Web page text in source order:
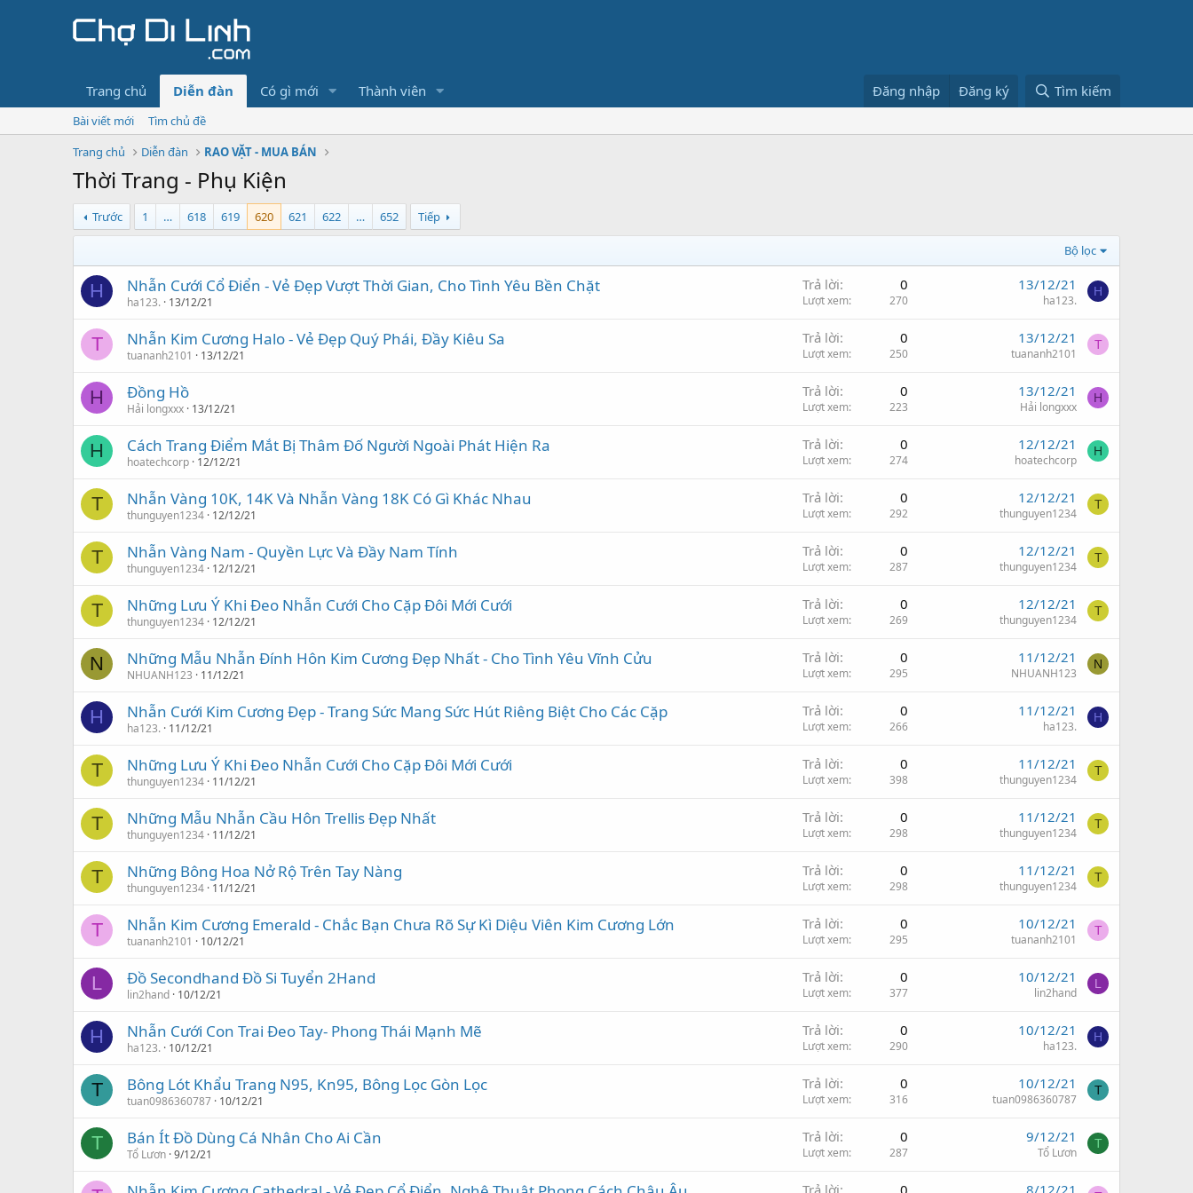
Trang chủ Diễn đàn Có gì mới Thành viên Đăng nhập Đăng ký Tìm kiếm
Bài viết mới
Tìm chủ đề
Trang chủ
Diễn đàn RAO VẶT - MUA BÁN
Thời Trang - Phụ Kiện
Trước 1 … 618 619 620 621 622 … 652 Tiếp
Bộ lọc
H Nhẫn Cưới Cổ Điển - Vẻ Đẹp Vượt Thời Gian, Cho Tình Yêu Bền Chặt
ha123. 13/12/21
Trả lời 0
Lượt xem 270
13/12/21
ha123.
H
T Nhẫn Kim Cương Halo - Vẻ Đẹp Quý Phái, Đầy Kiêu Sa
tuananh2101 13/12/21
Trả lời 0
Lượt xem 250
13/12/21
tuananh2101
T
H Đồng Hồ
Hải longxxx 13/12/21
Trả lời 0
Lượt xem 223
13/12/21
Hải longxxx
H
H Cách Trang Điểm Mắt Bị Thâm Đố Người Ngoài Phát Hiện Ra
hoatechcorp 12/12/21
Trả lời 0
Lượt xem 274
12/12/21
hoatechcorp
H
T Nhẫn Vàng 10K, 14K Và Nhẫn Vàng 18K Có Gì Khác Nhau
thunguyen1234 12/12/21
Trả lời 0
Lượt xem 292
12/12/21
thunguyen1234
T
T Nhẫn Vàng Nam - Quyền Lực Và Đầy Nam Tính
thunguyen1234 12/12/21
Trả lời 0
Lượt xem 287
12/12/21
thunguyen1234
T
T Những Lưu Ý Khi Đeo Nhẫn Cưới Cho Cặp Đôi Mới Cưới
thunguyen1234 12/12/21
Trả lời 0
Lượt xem 269
12/12/21
thunguyen1234
T
N Những Mẫu Nhẫn Đính Hôn Kim Cương Đẹp Nhất - Cho Tình Yêu Vĩnh Cửu
NHUANH123 11/12/21
Trả lời 0
Lượt xem 295
11/12/21
NHUANH123
N
H Nhẫn Cưới Kim Cương Đẹp - Trang Sức Mang Sức Hút Riêng Biệt Cho Các Cặp
ha123. 11/12/21
Trả lời 0
Lượt xem 266
11/12/21
ha123.
H
T Những Lưu Ý Khi Đeo Nhẫn Cưới Cho Cặp Đôi Mới Cưới
thunguyen1234 11/12/21
Trả lời 0
Lượt xem 398
11/12/21
thunguyen1234
T
T Những Mẫu Nhẫn Cầu Hôn Trellis Đẹp Nhất
thunguyen1234 11/12/21
Trả lời 0
Lượt xem 298
11/12/21
thunguyen1234
T
T Những Bông Hoa Nở Rộ Trên Tay Nàng
thunguyen1234 11/12/21
Trả lời 0
Lượt xem 298
11/12/21
thunguyen1234
T
T Nhẫn Kim Cương Emerald - Chắc Bạn Chưa Rõ Sự Kì Diệu Viên Kim Cương Lớn
tuananh2101 10/12/21
Trả lời 0
Lượt xem 295
10/12/21
tuananh2101
T
L Đồ Secondhand Đồ Si Tuyển 2Hand
lin2hand 10/12/21
Trả lời 0
Lượt xem 377
10/12/21
lin2hand
L
H Nhẫn Cưới Con Trai Đeo Tay- Phong Thái Mạnh Mẽ
ha123. 10/12/21
Trả lời 0
Lượt xem 290
10/12/21
ha123.
H
T Bông Lót Khẩu Trang N95, Kn95, Bông Lọc Gòn Lọc
tuan0986360787 10/12/21
Trả lời 0
Lượt xem 316
10/12/21
tuan0986360787
T
T Bán Ít Đồ Dùng Cá Nhân Cho Ai Cần
Tổ Lươn 9/12/21
Trả lời 0
Lượt xem 287
9/12/21
Tổ Lươn
T
Trả lời 0 8/12/21